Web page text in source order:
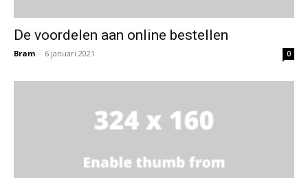
De voordelen aan online bestellen
Bram - 6 januari 2021 0